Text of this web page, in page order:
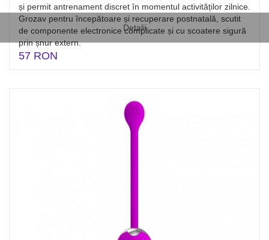
Detalii
și permit antrenament discret în momentul activităților zilnice.
Grozav pentru începătoare și recuperare postnatală, scutit
de componente electronice complicate și cu scoatere sigură
prin șnur extern.
57 RON